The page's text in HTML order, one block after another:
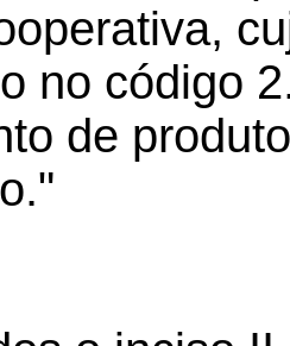
no código
de